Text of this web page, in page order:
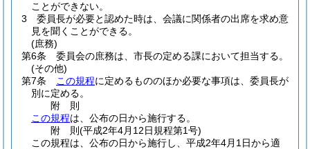
ことができない。
3
委員長が必要と認めた時は、会議に関係者の出席を求め意
見を聞くことができる。
(庶務)
第6条
委員会の庶務は、市長の定める課において担当する。
(その他)
第7条
この規程に定めるもののほか必要な事項は、委員長が
別に定める。
附 則
この規程は、公布の日から施行する。
附 則(平成2年4月12日規程第1号)
この規程は、公布の日から施行し、平成2年4月1日から適